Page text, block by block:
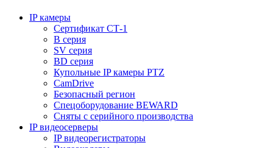
IP камеры
Сертификат СТ-1
B серия
SV серия
BD серия
Купольные IP камеры PTZ
CamDrive
Безопасный регион
Спецоборудование BEWARD
Сняты с серийного производства
IP видеосерверы
IP видеорегистраторы